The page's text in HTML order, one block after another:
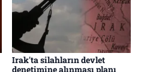
Irak'ta silahların devlet
denetimine alınması planı